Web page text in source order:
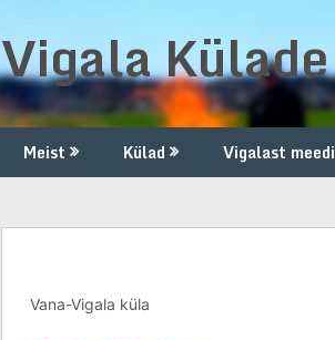
Vigala
Meist Külad Vigalast
Vana-Vigala küla